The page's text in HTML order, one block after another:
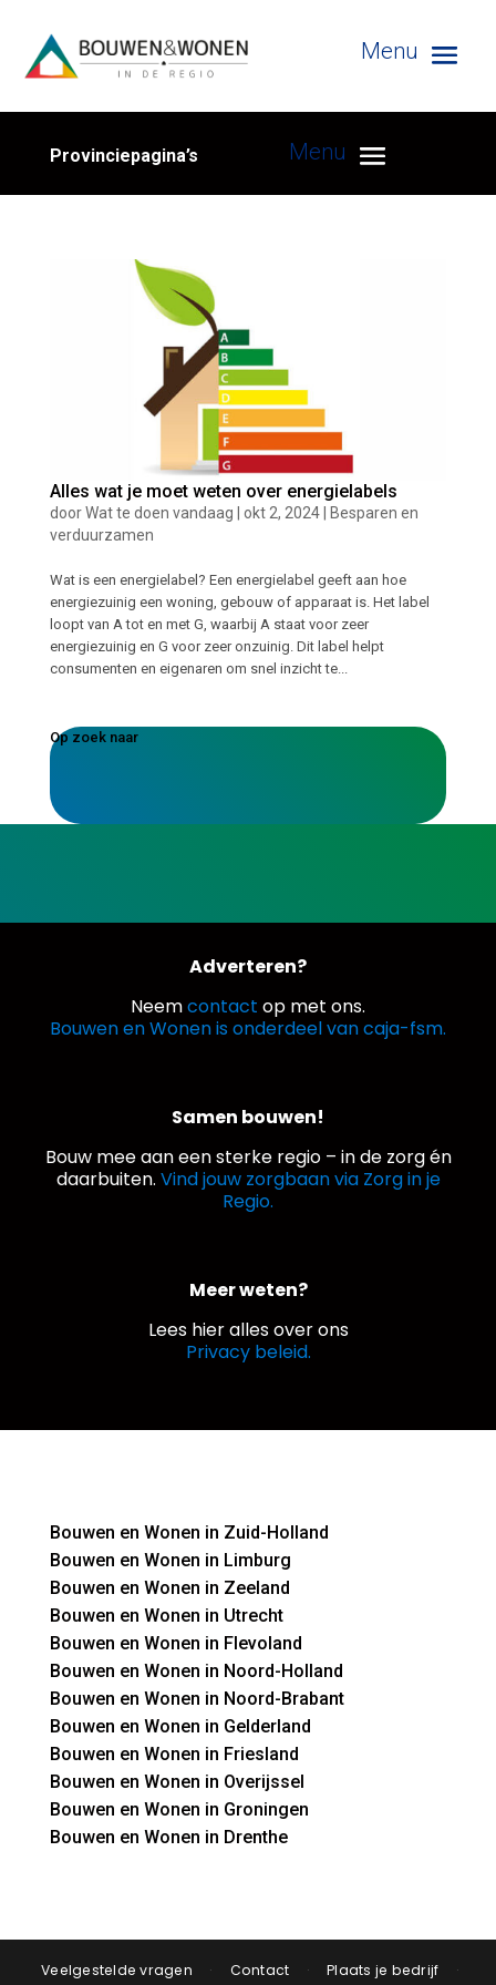
Provinciepagina’s
Alles wat je moet weten over energielabels
doorWat te doen vandaag okt 2, 2024|
Besparen en
verduurzamen
Wat is een energielabel? Een energielabel geeft aan hoe
energiezuinig een woning, gebouw of apparaat is. Het label
loopt van A tot en met G, waarbij A staat voor zeer
energiezuinig en G voor zeer onzuinig. Dit label helpt
consumenten en eigenaren om snel inzicht te...
Op zoek naar
Adverteren?
Neemcontact op met ons.
Bouwen en Wonen is onderdeel van caja-fsm.
Samen bouwen!
Bouw mee aan een sterke regio – in de zorg én
daarbuiten. Vind jouw zorgbaan via Zorg in je
Regio.
Meer weten?
Lees hier alles over ons
Privacy beleid.
Bouwen en Wonen in Zuid-Holland
Bouwen en Wonen in Limburg
Bouwen en Wonen in Zeeland
Bouwen en Wonen in Utrecht
Bouwen en Wonen in Flevoland
Bouwen en Wonen in Noord-Holland
Bouwen en Wonen in Noord-Brabant
Bouwen en Wonen in Gelderland
Bouwen en Wonen in Friesland
Bouwen en Wonen in Overijssel
Bouwen en Wonen in Groningen
Bouwen en Wonen in Drenthe
Veelgestelde vragen · Contact · Plaats je bedrijf
·